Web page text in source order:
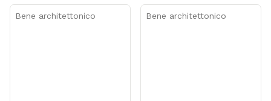
Bene architettonico Bene architettonico